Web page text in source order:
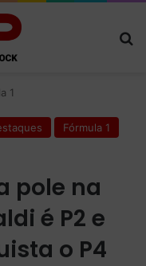
1
Fórmula 1
pole na
é P2 e
o P4